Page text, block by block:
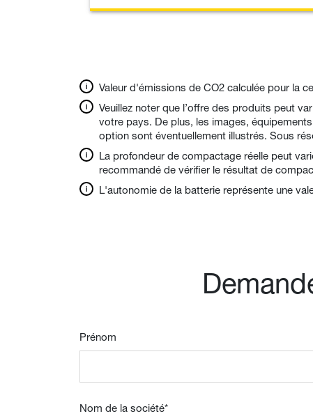
Valeur d'émissions de CO2 calculée pour la
Veuillez noter que l’offre des produits peut
votre pays. De plus, les images,
option sont éventuellement illustrés. Sous
La profondeur de compactage réelle peut
recommandé de vérifier le résultat de
L'autonomie de la batterie représente une
Prénom
Nom de la société*